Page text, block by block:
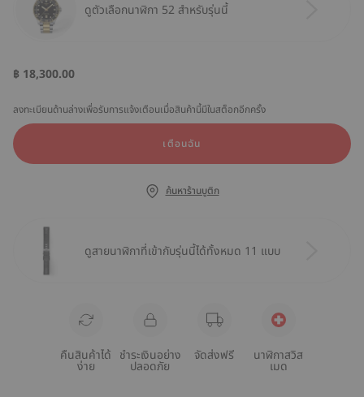
ดูตัวเลือกนาฬิกา 52 สำหรับรุ่นนี้
฿ 18,300.00
ลงทะเบียนด้านล่างเพื่อรับการแจ้งเตือนเมื่อสินค้านี้มีในสต็อกอีกครั้ง
เตือนฉัน
ค้นหาร้านบูติก
ดูสายนาฬิกาที่เข้ากับรุ่นนี้ได้ทั้งหมด 11 แบบ
คืนสินค้าได้
ง่าย
ชำระเงินอย่าง
ปลอดภัย
จัดส่งฟรี นาฬิกาสวิส
เมด